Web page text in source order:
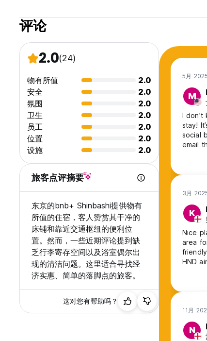
评论
2.0(24)
物有所值
2.0
安全
2.0
氛围
2.0
卫生
2.0
员工
2.0
位置
2.0
设施
2.0
旅客点评摘要
东京的bnb+ Shinbashi提供物有
所值的住宿，客人赞赏其干净的
床铺和靠近交通枢纽的便利位
置。然而，一些近期评论提到缺
乏行李寄存空间以及浴室偶尔出
现的清洁问题。这里适合寻找经
济实惠、简单的落脚点的旅客。
这对您有帮助吗？
5月
M
I don’t
stay!
social
email
3月
K
Nice
area
HND
11月
N